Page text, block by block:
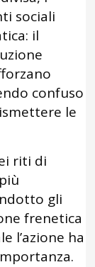
sociali
il
confuso
le
riti di
gli
frenetica
l’azione ha